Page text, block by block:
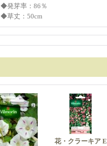
◆発芽率：86％
◆草丈：50cm
花・クラーキア E